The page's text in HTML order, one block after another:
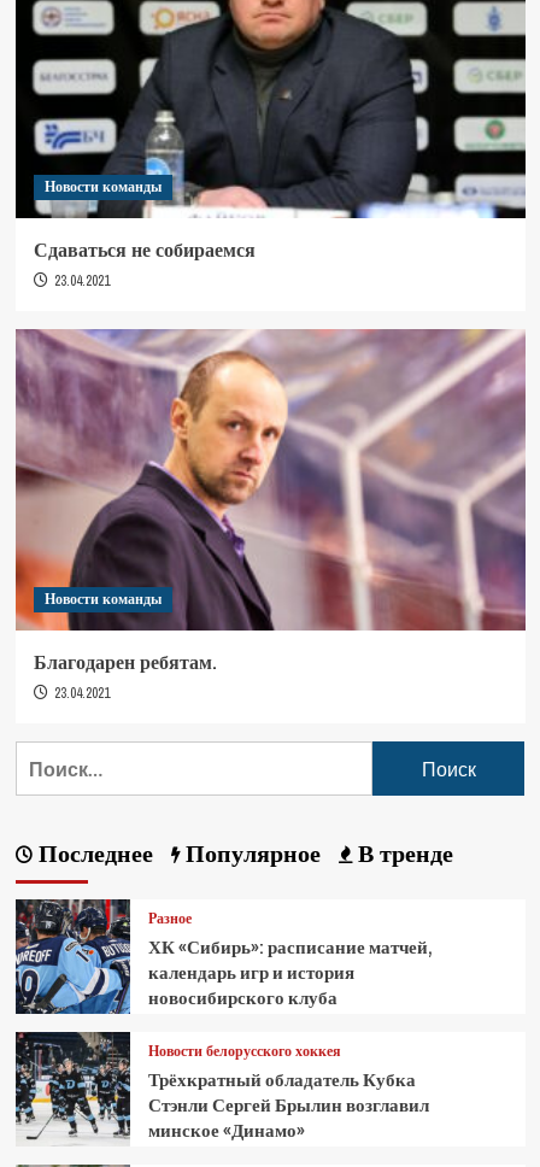
Новости команды
Сдаваться не собираемся
23.04.2021
Новости команды
Благодарен ребятам.
23.04.2021
Последнее Популярное В тренде
Разное
ХК «Сибирь»: расписание матчей,
календарь игр и история
новосибирского клуба
Новости белорусского хоккея
Трёхкратный обладатель Кубка
Стэнли Сергей Брылин возглавил
минское «Динамо»